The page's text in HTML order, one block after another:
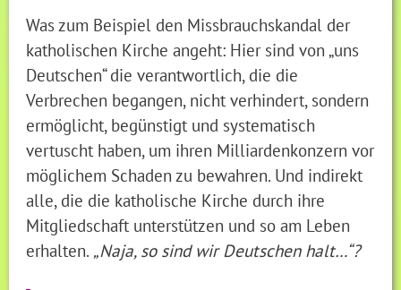
Was zum Beispiel den Missbrauchskandal der
katholischen Kirche angeht: Hier sind von „uns
Deutschen“ die verantwortlich, die die
Verbrechen begangen, nicht verhindert, sondern
ermöglicht, begünstigt und systematisch
vertuscht haben, um ihren Milliardenkonzern vor
möglichem Schaden zu bewahren. Und indirekt
alle, die die katholische Kirche durch ihre
Mitgliedschaft unterstützen und so am Leben
erhalten. „Naja, so sind wir Deutschen halt…“?